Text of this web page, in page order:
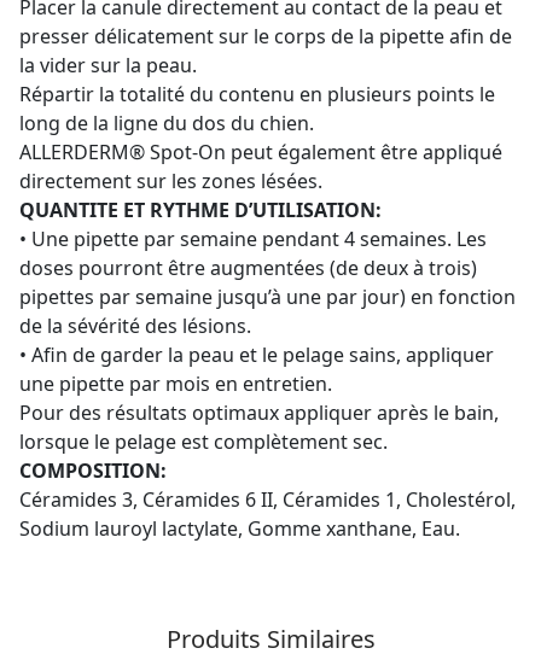
Placer la canule directement au contact de la peau et
presser délicatement sur le corps de la pipette afin de
la vider sur la peau.
Répartir la totalité du contenu en plusieurs points le
long de la ligne du dos du chien.
ALLERDERM® Spot-On peut également être appliqué
directement sur les zones lésées.
QUANTITE ET RYTHME D’UTILISATION:
• Une pipette par semaine pendant 4 semaines. Les
doses pourront être augmentées (de deux à trois)
pipettes par semaine jusqu’à une par jour) en fonction
de la sévérité des lésions.
• Afin de garder la peau et le pelage sains, appliquer
une pipette par mois en entretien.
Pour des résultats optimaux appliquer après le bain,
lorsque le pelage est complètement sec.
COMPOSITION:
Céramides 3, Céramides 6 II, Céramides 1, Cholestérol,
Sodium lauroyl lactylate, Gomme xanthane, Eau.
Produits Similaires